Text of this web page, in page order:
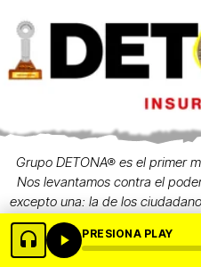
Grupo DETONA® es el primer
Nos levantamos contra el
excepto una: la de los
A la izquierda, Trofeo Regio
Nacional de la "Fundación José
digital de México, y a la
PRESIONA PLAY